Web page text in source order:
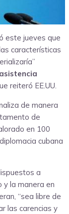
este jueves que
características
reiteró EE.UU.
de manera
de
en 100
cubana
a
y la manera en
“sea libre de
las carencias y